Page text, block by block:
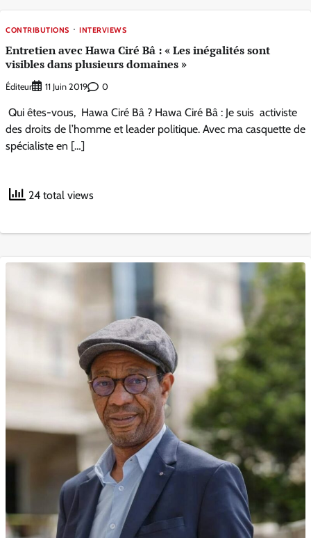
CONTRIBUTIONS INTERVIEWS
Entretien avec Hawa Ciré Bâ : « Les inégalités sont
visibles dans plusieurs domaines »
Éditeur 11 Juin 2019 0
Qui êtes-vous, Hawa Ciré Bâ ? Hawa Ciré Bâ : Je suis activiste
des droits de l’homme et leader politique. Avec ma casquette de
spécialiste en […]
24 total views